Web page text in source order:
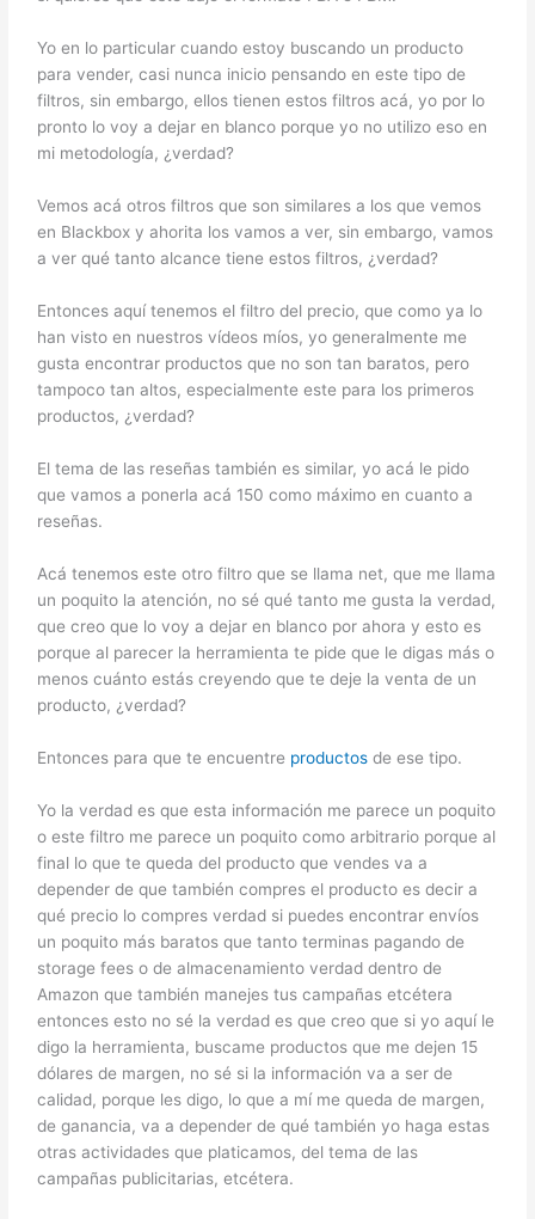
Yo en lo particular cuando estoy buscando un producto
para vender, casi nunca inicio pensando en este tipo de
filtros, sin embargo, ellos tienen estos filtros acá, yo por lo
pronto lo voy a dejar en blanco porque yo no utilizo eso en
mi metodología, ¿verdad?
Vemos acá otros filtros que son similares a los que vemos
en Blackbox y ahorita los vamos a ver, sin embargo, vamos
a ver qué tanto alcance tiene estos filtros, ¿verdad?
Entonces aquí tenemos el filtro del precio, que como ya lo
han visto en nuestros vídeos míos, yo generalmente me
gusta encontrar productos que no son tan baratos, pero
tampoco tan altos, especialmente este para los primeros
productos, ¿verdad?
El tema de las reseñas también es similar, yo acá le pido
que vamos a ponerla acá 150 como máximo en cuanto a
reseñas.
Acá tenemos este otro filtro que se llama net, que me llama
un poquito la atención, no sé qué tanto me gusta la verdad,
que creo que lo voy a dejar en blanco por ahora y esto es
porque al parecer la herramienta te pide que le digas más o
menos cuánto estás creyendo que te deje la venta de un
producto, ¿verdad?
Entonces para que te encuentre productosde ese tipo.
Yo la verdad es que esta información me parece un poquito
o este filtro me parece un poquito como arbitrario porque al
final lo que te queda del producto que vendes va a
depender de que también compres el producto es decir a
qué precio lo compres verdad si puedes encontrar envíos
un poquito más baratos que tanto terminas pagando de
storage fees o de almacenamiento verdad dentro de
Amazon que también manejes tus campañas etcétera
entonces esto no sé la verdad es que creo que si yo aquí le
digo la herramienta, buscame productos que me dejen 15
dólares de margen, no sé si la información va a ser de
calidad, porque les digo, lo que a mí me queda de margen,
de ganancia, va a depender de qué también yo haga estas
otras actividades que platicamos, del tema de las
campañas publicitarias, etcétera.